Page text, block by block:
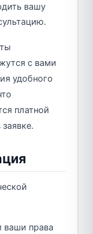
вашу
с вами
удобного
платной
ваши права